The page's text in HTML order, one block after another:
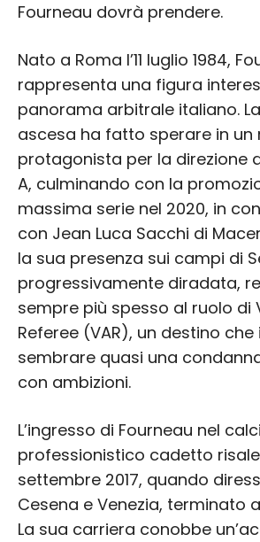
Fourneau dovrà prendere.
Nato a Roma l’11 luglio 1984,
rappresenta una figura
panorama arbitrale italiano.
ascesa ha fatto sperare in un
protagonista per la direzione
A, culminando con la
massima serie nel 2020, in
con Jean Luca Sacchi di
la sua presenza sui campi di
progressivamente diradata,
sempre più spesso al ruolo di
Referee (VAR), un destino che
sembrare quasi una
con ambizioni.
L’ingresso di Fourneau nel
professionistico cadetto
settembre 2017, quando
Cesena e Venezia, terminato
La sua carriera conobbe